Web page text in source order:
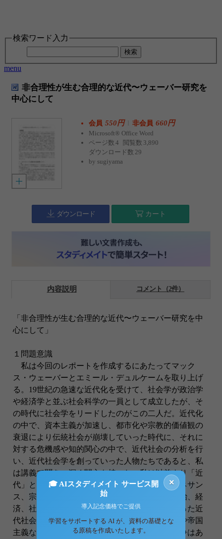
検索ワード入力
検索
menu
非合理性が生む合理的な近代〜ウェーバー研究を
中心にして
会員 550円 非会員 660円
Microsoft® Office Word
ページ数 4 閲覧数 3,890
ダウンロード数 29
by sugiyama
ダウンロード カート
内容説明 コメント（2件）
「非合理性が生む合理的な近代〜ウェーバー研究を中
心にして」
１問題意識
私は今回のレポートを作成するにあたってマック
ス・ウェーバーとエミール・デュルケームを取り上げ
る。19世紀の急速な近代化を受けて、社会学が政治学
や経済学と並ぶ社会科学の一員として成立したが、そ
の時代に社会学をリードしたのがこの二人だ。近代化
の中で、資本主義が加速し、都市化や宗教的価値観の
衰退により伝統社会が崩壊していった時代に、それに
対する危機感や知的関心の中で、近代社会の分析を行
い、近代社会学を創っていった人物たちであると、私
は講義で聞き、深く関心を持った。私は以前より「近
代」という時代に関心を寄せていたからだ。ルネサン
ス、宗教改革、産業革命、市民革命と様々な政治、経
済、社会的な大変動を経て、次第に成立していった近
代社会。その近代社会の中で、資本主義の発展や帝国
主義など様々な歴史の変遷がおこり、様々な論争はあ
×
🎓 AIスタディメイト サービス開
始
導入記念価格でご提供
学習をサポートする AI が、資料の基礎とな
る原稿を作成いたします。